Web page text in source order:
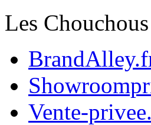
Les Chouchous
Vente-